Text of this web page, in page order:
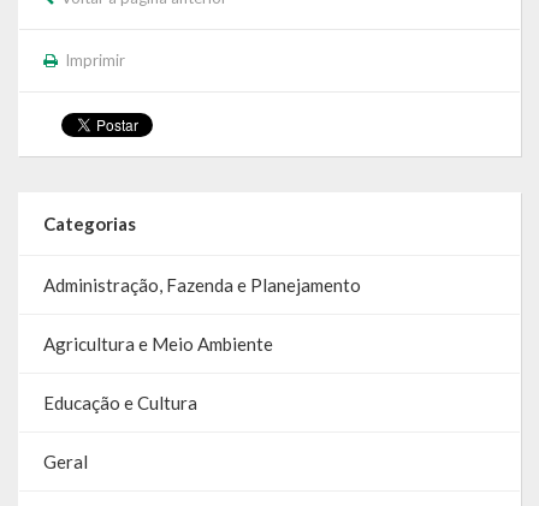
RGF
RREO
Publicações Diversas
Eleições Conselho Tutelar
Licitações
Transparência
Portal da Transparência
Imprimir
Categorias
Administração, Fazenda e Planejamento
Agricultura e Meio Ambiente
Educação e Cultura
Geral